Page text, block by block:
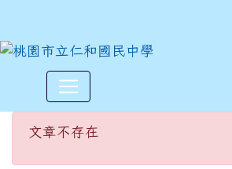
文章不存在
文章不存在